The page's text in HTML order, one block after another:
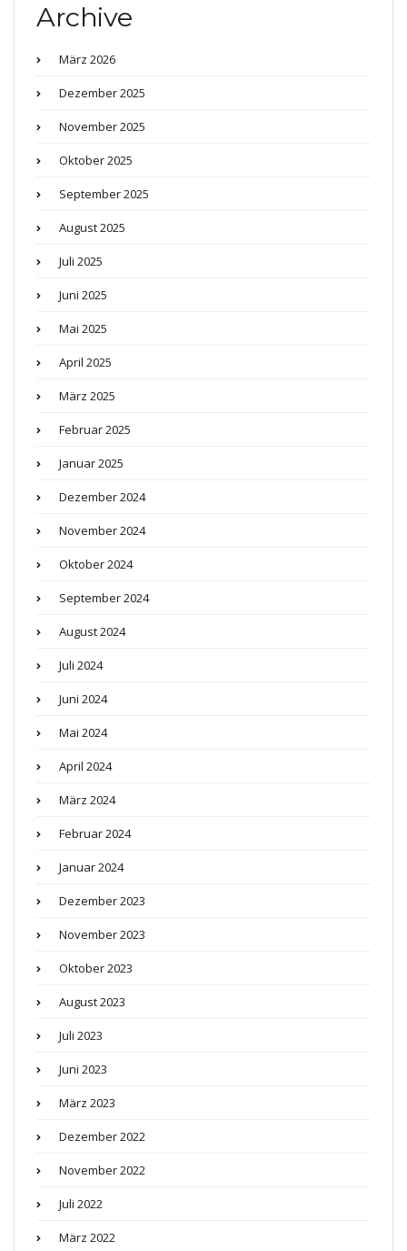
Archive
März 2026
Dezember 2025
November 2025
Oktober 2025
September 2025
August 2025
Juli 2025
Juni 2025
Mai 2025
April 2025
März 2025
Februar 2025
Januar 2025
Dezember 2024
November 2024
Oktober 2024
September 2024
August 2024
Juli 2024
Juni 2024
Mai 2024
April 2024
März 2024
Februar 2024
Januar 2024
Dezember 2023
November 2023
Oktober 2023
August 2023
Juli 2023
Juni 2023
März 2023
Dezember 2022
November 2022
Juli 2022
März 2022